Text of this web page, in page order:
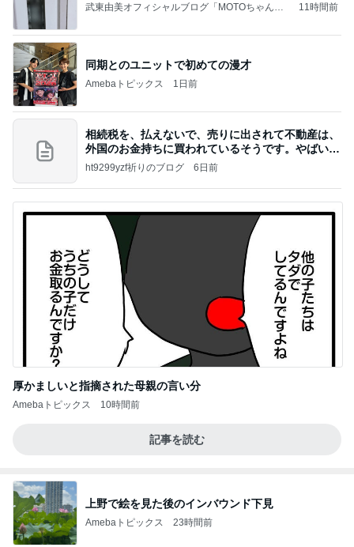
武東由美オフィシャルブログ「MOTOちゃんと
11時間前
同期とのユニットで初めての漫才
Amebaトピックス 1日前
相続税を、払えないで、売りに出されて不動産は、
外国のお金持ちに買われているそうです。やばいで
すよ
ht9299yzf祈りのブログ 6日前
厚かましいと指摘された母親の言い分
Amebaトピックス 10時間前
記事を読む
上野で絵を見た後のインバウンド下見
Amebaトピックス 23時間前